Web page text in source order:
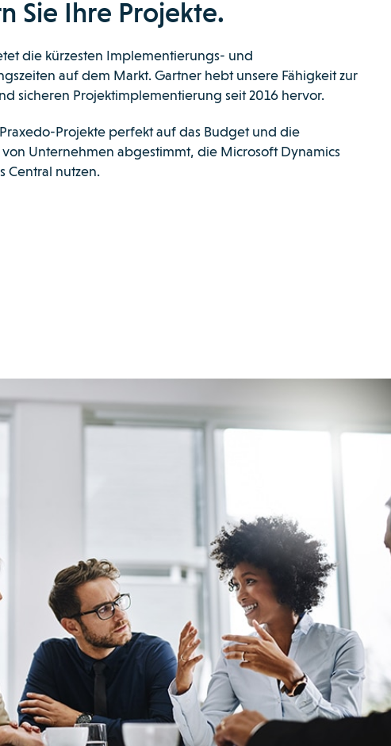
Sie Ihre Projekte.
die kürzesten Implementierungs- und
auf dem Markt. Gartner hebt unsere Fähigkeit zur
sicheren Projektimplementierung seit 2016 hervor.
Projekte perfekt auf das Budget und die
von Unternehmen abgestimmt, die Microsoft Dynamics
Central nutzen.